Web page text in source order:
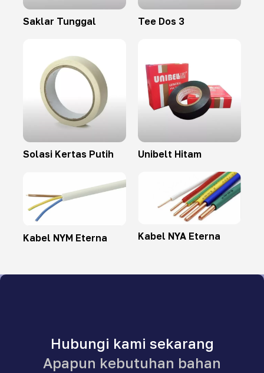
Saklar Tunggal Tee Dos 3
Solasi Kertas Putih Unibelt Hitam
Kabel NYM Eterna Kabel NYA Eterna
Hubungi kami sekarang
Apapun kebutuhan bahan